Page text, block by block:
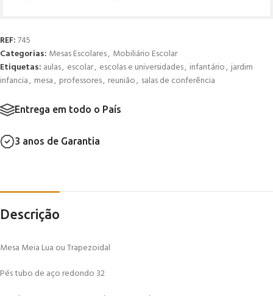
REF:745
Categorias: Mesas Escolares, Mobiliário Escolar
Etiquetas: aulas, escolar, escolas e universidades, infantário, jardim
infancia, mesa, professores, reunião, salas de conferência
Entrega em todo o País
3 anos de Garantia
Descrição
Mesa Meia Lua ou Trapezoidal
Pés tubo de aço redondo 32